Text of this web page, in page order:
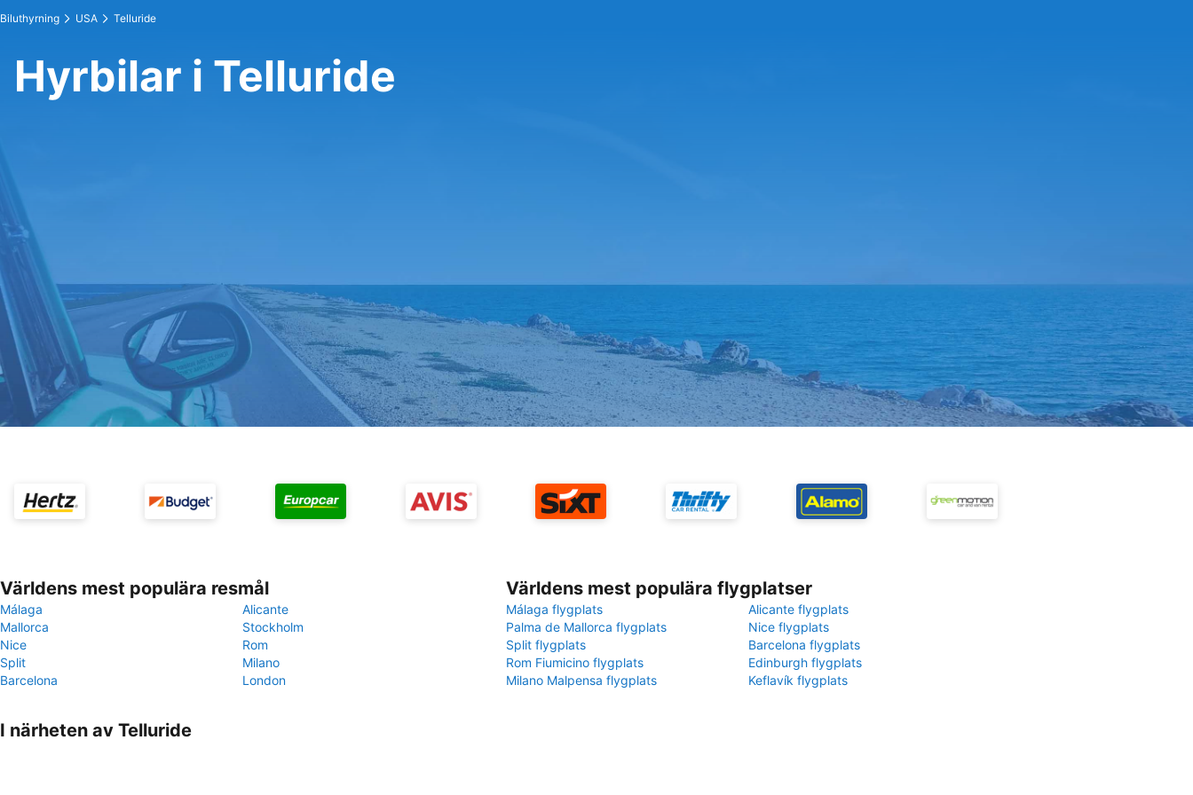
Biluthyrning USA Telluride
Hyrbilar i Telluride
Världens mest populära resmål
Málaga
Alicante
Mallorca
Stockholm
Nice
Rom
Split
Milano
Barcelona
London
Världens mest populära flygplatser
Málaga flygplats
Alicante flygplats
Palma de Mallorca flygplats
Nice flygplats
Split flygplats
Barcelona flygplats
Rom Fiumicino flygplats
Edinburgh flygplats
Milano Malpensa flygplats
Keflavík flygplats
I närheten av Telluride